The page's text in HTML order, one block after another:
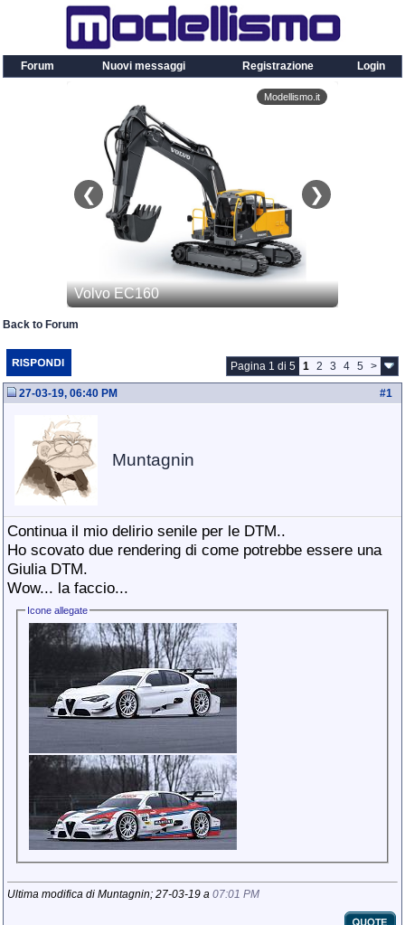
Forum Nuovi messaggi Registrazione Login
Back to Forum
Pagina 1 di 5 1 2 3 4 5 >
#1
27-03-19, 06:40 PM
Muntagnin
Continua il mio delirio senile per le DTM..
Ho scovato due rendering di come potrebbe essere una
Giulia DTM.
Wow... la faccio...
Icone allegate
Ultima modifica di Muntagnin; 27-03-19 a 07:01 PM